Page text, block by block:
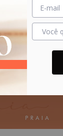
caracteres
o menu do site